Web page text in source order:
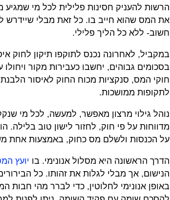
הרשות להעניק חסינות פלילית לכל מי שמגיע
את המס שהוא חייב בו. כל זאת מבלי שיידרש
חשוב- ללא כל הליך פלילי.
במקביל, לאחרונה נכנס לתוקפו תיקון לחוק
בסכומים גבוהים, יחשבו כעבירות מקור
חוקי המס, סנקציות מכוח החוק לאיסור
לתקופות ממושכות.
נוהל גילוי מרצון מאפשר, למעשה, לכל מי
מדווחות על פי חוק, לחזור לישון טוב בלילה.
על הכנסות ולשלם מס כחוק, באמצעות אחת
הדרך הראשונה היא מסלול אנונימי. בו יועץ
הנישום, אך מבלי לגלות את זהותו. כל
באופן אנונימי לחלוטין, כדי לברר מהי